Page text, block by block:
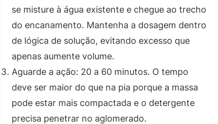
se misture à água existente e chegue ao trecho
do encanamento. Mantenha a dosagem dentro
de lógica de solução, evitando excesso que
apenas aumente volume.
Aguarde a ação: 20 a 60 minutos. O tempo
deve ser maior do que na pia porque a massa
pode estar mais compactada e o detergente
precisa penetrar no aglomerado.